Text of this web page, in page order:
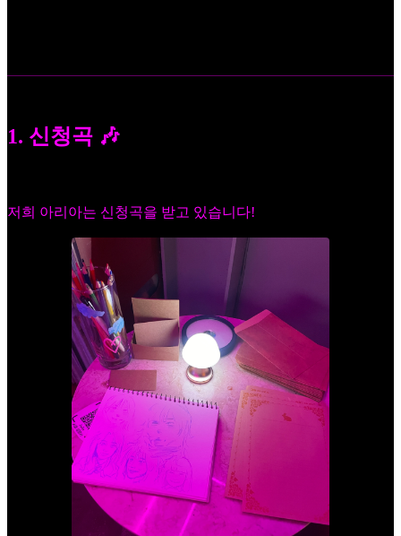
1. 신청곡 🎶
저희 아리아는 신청곡을 받고 있습니다!